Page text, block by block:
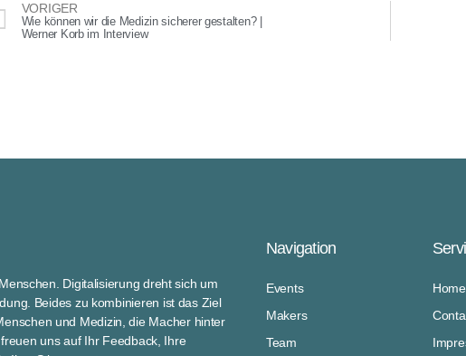
VORIGER
Wie können wir die Medizin sicherer gestalten? |
Werner Korb im Interview
Digitalisierung dreht sich um
Beides zu kombinieren ist das Ziel
und Medizin, die Macher hinter
uns auf Ihr Feedback, Ihre
Navigation
Events
Makers
Team
Home